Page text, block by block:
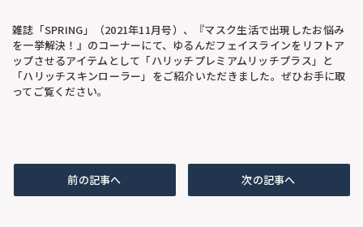
雑誌「SPRING」（2021年11月号）、『マスク生活で出現したお悩み
を一挙解決！』のコーナーにて、ゆるんだフェイスラインをリフトア
ップさせるアイテムとして「ハリッチプレミアムリッチプラス」と
「ハリッチスキンローラー」をご紹介いただきました。ぜひお手に取
ってご覧ください。
前の記事へ 次の記事へ